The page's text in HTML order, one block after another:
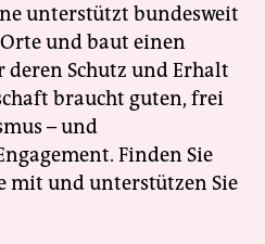
unterstützt bundesweit
und baut einen
deren Schutz und Erhalt
braucht guten, frei
– und
Finden Sie
mit und unterstützen Sie